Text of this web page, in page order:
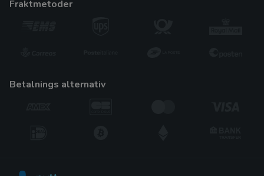
fraktmetoder
betalnings alternativ